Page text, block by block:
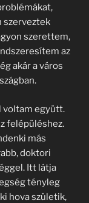
szerveztek
szerettem,
az
akár a város
voltam együtt.
felépüléshez.
más
doktori
Itt látja
tényleg
hova születik,